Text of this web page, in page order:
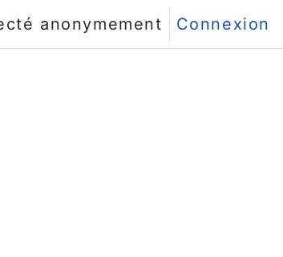
anonymement Connexion